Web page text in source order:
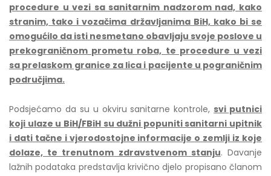
procedure u vezi sa sanitarnim nadzorom nad, kako
stranim, tako i vozačima državljanima BiH, kako bi se
omogućilo da isti nesmetano obavljaju svoje poslove u
prekograničnom prometu roba, te procedure u vezi
sa prelaskom granice za lica i pacijente u pograničnim
područjima.
Podsjećamo da su u okviru sanitarne kontrole, svi putnici
koji ulaze u BiH/FBiH su dužni popuniti sanitarni upitnik
i dati tačne i vjerodostojne informacije o zemlji iz koje
dolaze, te trenutnom zdravstvenom stanju. Davanje
lažnih podataka predstavlja krivično djelo propisano članom